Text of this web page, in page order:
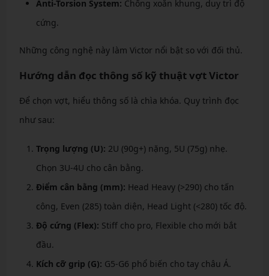
Anti-Torsion System: Chống xoắn khung, duy trì độ
cứng.
Những công nghệ này làm Victor nổi bật so với đối thủ.
Hướng dẫn đọc thông số kỹ thuật vợt Victor
Để chọn vợt, hiểu thông số là chìa khóa. Quy trình đọc
như sau:
Trọng lượng (U): 2U (90g+) nặng, 5U (75g) nhẹ.
Chọn 3U-4U cho cân bằng.
Điểm cân bằng (mm): Head Heavy (>290) cho tấn
công, Even (285) toàn diện, Head Light (<280) tốc độ.
Độ cứng (Flex): Stiff cho pro, Flexible cho mới bắt
đầu.
Kích cỡ grip (G): G5-G6 phổ biến cho tay châu Á.